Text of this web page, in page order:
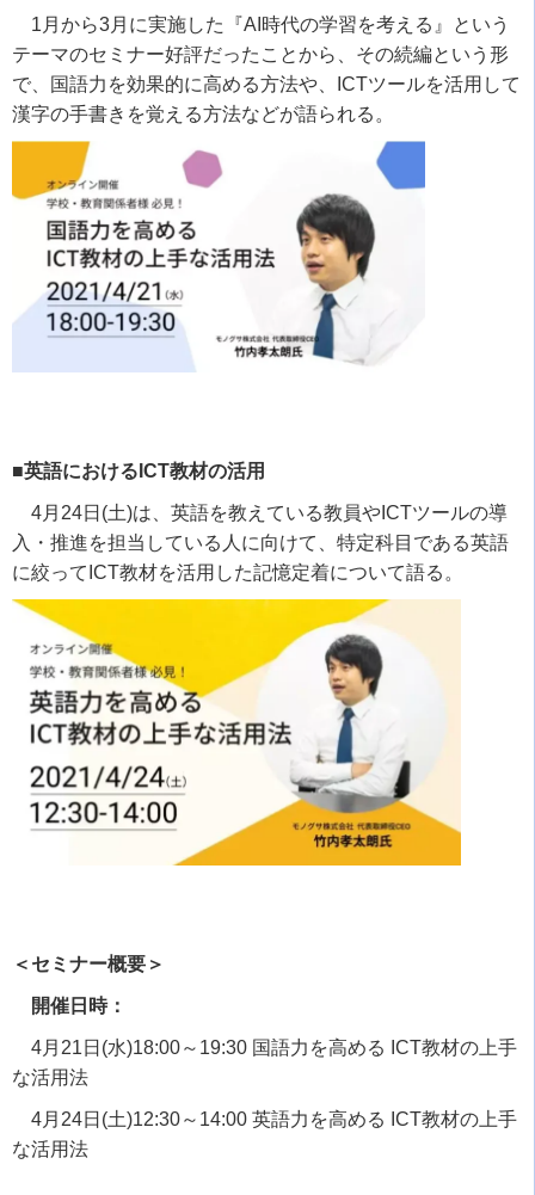
1月から3月に実施した『AI 時代の学習を考える』という
テーマのセミナー好評だったことから、その続編という形
で、国語力を効果的に高める方法や、
ICTツールを活用して
漢字の手書きを覚える方法などが語られる。
■英語におけるICT教材の活用
4月 24日 (土)は、英語を教えている教員や ICTツールの導
入・推進を担当している人に向けて、特定科目である英語
に絞って ICT教材を活用した記憶定着について語る。
＜セミナー概要＞
開催日時：
4月 21 日 (水)18:00～ 19:30 国語力を高める ICT教材の上手
な活用法
4月 24日 (土)12:30～ 14:00 英語力を高める ICT教材の上手
な活用法